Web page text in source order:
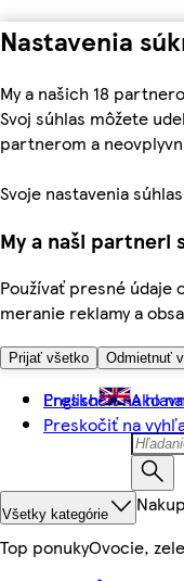
Nastavenia
My a našich 18
Svoj súhlas môžete
partnerom a
Svoje nastavenia
My a naši partneri
Používať presné údaje
meranie reklamy a
Prijať všetko Odmietnuť
Preskočiť na
Preskočiť na
English Ako
Všetky kategórie
Top ponukyOvocie,